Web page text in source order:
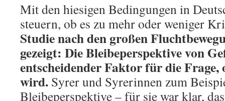
Mit den hiesigen Bedingungen in
steuern, ob es zu mehr oder weniger
Studie nach den großen
gezeigt: Die Bleibeperspektive von
entscheidender Faktor für die
wird. Syrer und Syrerinnen zum
Bleibeperspektive – für sie war klar,